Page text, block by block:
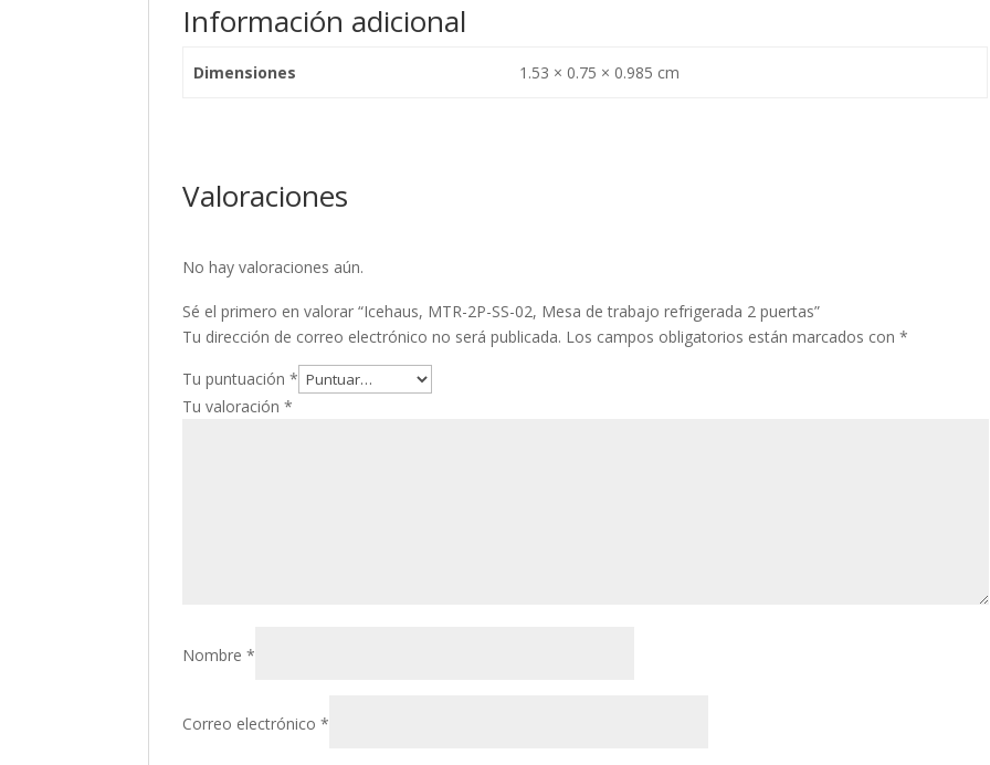
Información adicional
Dimensiones 1.53 × 0.75 × 0.985 cm
Valoraciones
No hay valoraciones aún.
Sé el primero en valorar “Icehaus, MTR-2P-SS-02, Mesa de trabajo refrigerada 2 puertas”
Tu dirección de correo electrónico no será publicada. Los campos obligatorios están marcados con*
Tu puntuación*
Tu valoración*
Nombre*
Correo electrónico*